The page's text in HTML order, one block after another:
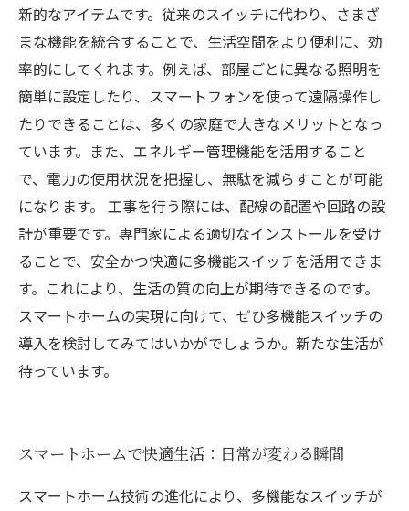
魅力
新的なアイテムです。従来のスイッチに代わり、さまざ
まな機能を統合することで、生活空間をより便利に、効
率的にしてくれます。例えば、部屋ごとに異なる照明を
簡単に設定したり、スマートフォンを使って遠隔操作し
たりできることは、多くの家庭で大きなメリットとなっ
ています。また、エネルギー管理機能を活用すること
で、電力の使用状況を把握し、無駄を減らすことが可能
になります。 工事を行う際には、配線の配置や回路の設
計が重要です。専門家による適切なインストールを受け
ることで、安全かつ快適に多機能スイッチを活用できま
す。これにより、生活の質の向上が期待できるのです。
スマートホームの実現に向けて、ぜひ多機能スイッチの
導入を検討してみてはいかがでしょうか。新たな生活が
待っています。
スマートホームで快適生活：日常が変わる瞬間
スマートホーム技術の進化により、多機能なスイッチが